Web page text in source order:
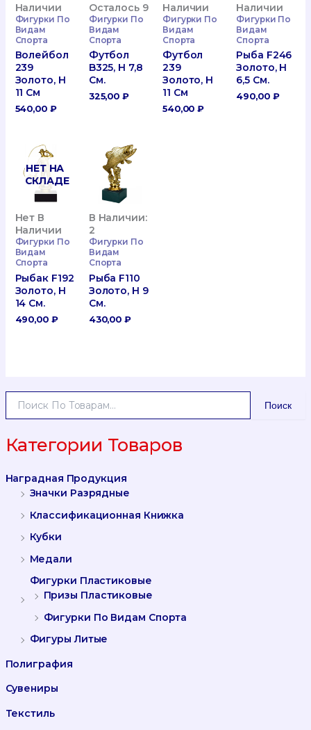
А
Т
:
Поиск
Категории Товаров
Наградная Продукция
Значки Разрядные
Классификационная Книжка
Кубки
Медали
Фигурки Пластиковые
Призы Пластиковые
Фигурки По Видам Спорта
Фигуры Литые
Полиграфия
Сувениры
Текстиль
Наличии
Фигурки По
Видам
Спорта
Волейбол
239
Золото, H
11 См
540,00 ₽
Осталось 9
Фигурки По
Видам
Спорта
Футбол
B325, H 7,8
См.
325,00₽
Наличии
Фигурки По
Видам
Спорта
Футбол
239
Золото, H
11 См
540,00₽
Наличии
Фигурки По
Видам
Спорта
Рыба F246
Золото, H
6,5 См.
490,00 ₽
НЕТ НА
СКЛАДЕ
Нет В
Наличии
Фигурки По
Видам
Спорта
Рыбак F192
Золото, H
14 См.
490,00 ₽
В Наличии:
2
Фигурки По
Видам
Спорта
Рыба F110
Золото, H 9
См.
430,00₽